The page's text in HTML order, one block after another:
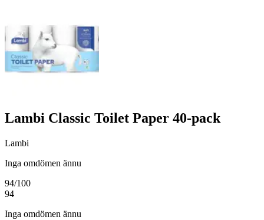
Lambi Classic Toilet Paper 40-pack
Lambi
Inga omdömen ännu
94/100
94
Inga omdömen ännu